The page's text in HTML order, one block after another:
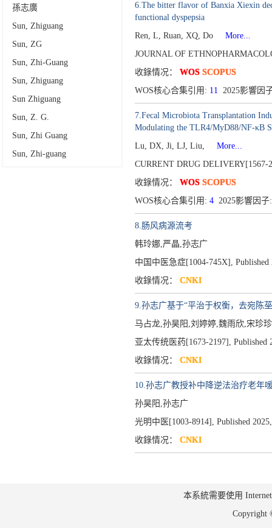
孫志廣
Sun, Zhiguang
Sun, ZG
Sun, Zhi-Guang
Sun, Zhiguang
Sun Zhiguang
Sun, Z. G.
Sun, Zhi Guang
Sun, Zhi-guang
6.The bitter flavor of Banxia Xiexin
functional dyspepsia
Ren, L, Ruan, XQ, Do
More...
JOURNAL OF
收錄情况： WOS SCOPUS
WOS核心合集引用: 11 2025影響因
7.Fecal Microbiota Transplantation
Modulating the TLR4/MyD88/NF-κB
Lu, DX, Ji, LJ, Liu,
More...
CURRENT DRUG DELIVERY[1567-
收錄情况： WOS SCOPUS
WOS核心合集引用: 42025影響因
8.肠风病源流考
韩玲娜,严晶,孙志广
中国中医急症[1004-745X], Published
收錄情况： CNKI
9.孙志广基于“平治于权衡，去宛陈
马占龙,孙昊阳,刘婷婷,魏雨欣,宋珍
亚太传统医药[1673-2197], Published
收錄情况： CNKI
10.孙志广教授补中降逆法治疗老年
孙昊阳,孙志广
光明中医[1003-8914], Published 2025,
收錄情况： CNKI
本系統需要使用
Copyright